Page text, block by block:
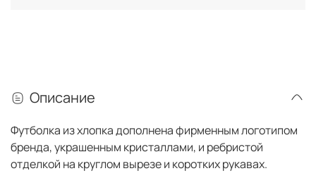
Описание
Футболка из хлопка дополнена фирменным логотипом
бренда, украшенным кристаллами, и ребристой
отделкой на круглом вырезе и коротких рукавах.